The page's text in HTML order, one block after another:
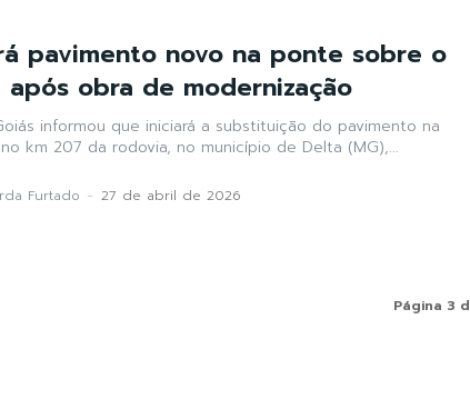
pavimento novo na ponte sobre o
após obra de modernização
informou que iniciará a substituição do pavimento na
km 207 da rodovia, no município de Delta (MG),...
Furtado - 27 de abril de 2026
Página 3